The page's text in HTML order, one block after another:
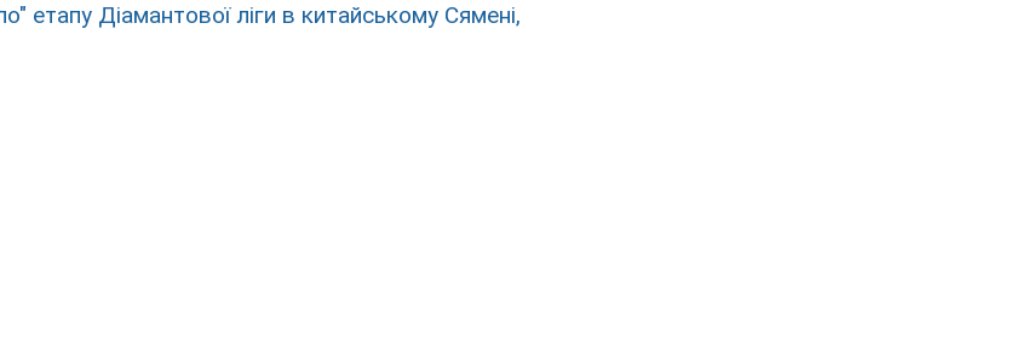
етапу Діамантової ліги в китайському Сямені,